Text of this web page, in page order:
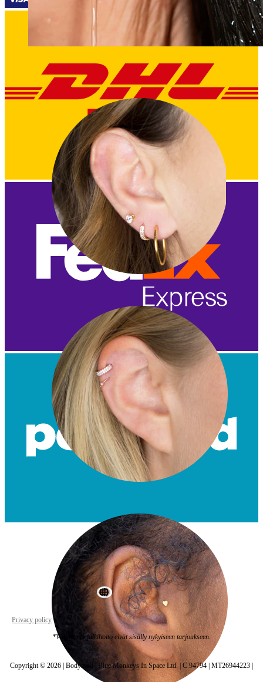
Vedenkestävä
Korvalävistykset
World Wide
Privacy policy Cookie settings
*Välineet & jälkihoito eivät sisälly nykyiseen tarjoukseen.
Copyright © 2026 | Bodymod | Blue Monkeys In Space Ltd. | C 94794 | MT26944223 |